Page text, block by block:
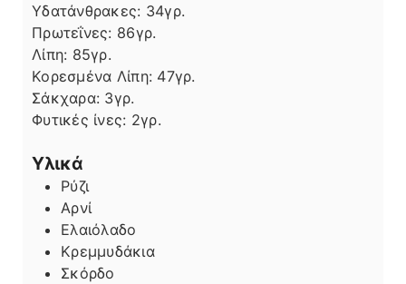
Υδατάνθρακες: 34γρ.
Πρωτεΐνες: 86γρ.
Λίπη
Λίπη: 85γρ.
Κορεσμένα Λίπη: 47γρ.
Σάκχαρα: 3γρ.
Φυτικές ίνες: 2γρ.
Υλικά
Ρύζι
Αρνί
Ελαιόλαδο
Κρεμμυδάκια
Σκόρδο